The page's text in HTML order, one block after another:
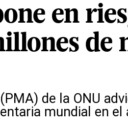
en
de
de la ONU
mundial en el